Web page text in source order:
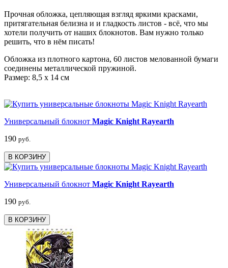
Прочная обложка, цепляющая взгляд яркими красками,
притягательная белизна и и гладкость листов - всё, что мы
хотели получить от наших блокнотов. Вам нужно только
решить, что в нём писать!
Обложка из плотного картона, 60 листов мелованной бумаги
соединены металлической пружиной.
Размер: 8,5 х 14 см
Универсальный блокнот Magic Knight Rayearth
190 руб.
В КОРЗИНУ
Универсальный блокнот Magic Knight Rayearth
190 руб.
В КОРЗИНУ